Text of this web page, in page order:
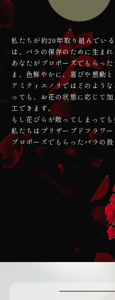
私たちが約20年取り組んでい
は、バラの保存のために生ま
あなたがプロポーズでもらっ
ま、色鮮やかに、喜びや感動
アミティエノリではどのよう
っても、お花の状態に応じて
工できます。
もし花びらが散ってしまって
私たちはプリザーブドフラワ
プロポーズでもらったバラの扱